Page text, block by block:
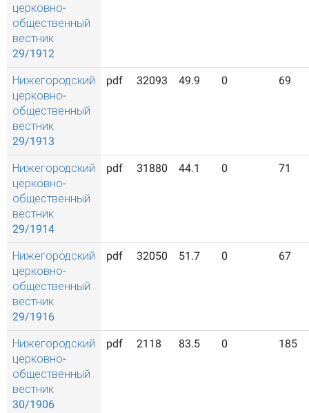
церковно-
общественный
вестник
29/1912
Нижегородский
церковно-
общественный
вестник
29/1913
pdf 32093 49.9 0 69
Нижегородский
церковно-
общественный
вестник
29/1914
pdf 31880 44.1 0 71
Нижегородский
церковно-
общественный
вестник
29/1916
pdf 32050 51.7 0 67
Нижегородский
церковно-
общественный
вестник
30/1906
pdf 2118 83.5 0 185